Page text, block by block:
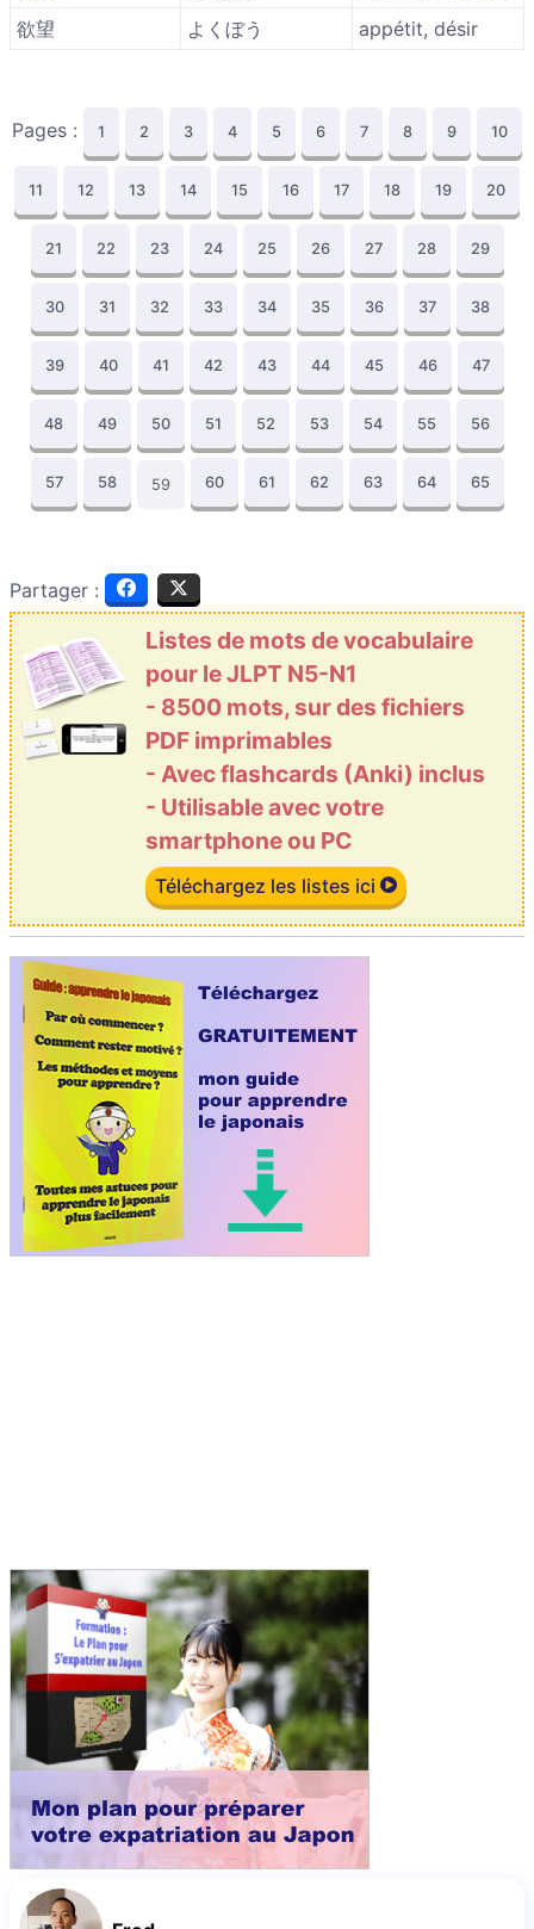
欲望
よくぼう appétit, désir
Pages : 1 2 3 4 5 6 7 8 9 10
11 12 13 14 15 16 17 18 19 20
21 22 23 24 25 26 27 28 29
30 31 32 33 34 35 36 37 38
39 40 41 42 43 44 45 46 47
48 49 50 51 52 53 54 55 56
57 58 59 60 61 62 63 64 65
Partager :
Listes de mots de vocabulaire
pour le JLPT N5-N1
- 8500 mots, sur des fichiers
PDF imprimables
- Avec flashcards (Anki) inclus
- Utilisable avec votre
smartphone ou PC
Téléchargez les listes ici